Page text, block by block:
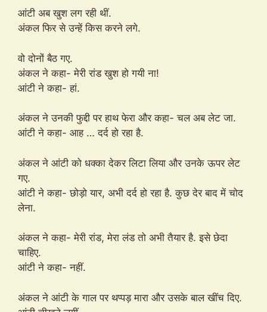
आंटी अब खुश लग रही थीं.
अंकल फिर से उन्हें किस करने लगे.
वो दोनों बैठ गए.
अंकल ने कहा- मेरी रांड खुश हो गयी ना!
आंटी ने कहा- हां.
अंकल ने उनकी फुद्दी पर हाथ फेरा और कहा- चल अब लेट जा.
आंटी ने कहा- आह … दर्द हो रहा है.
अंकल ने आंटी को धक्का देकर लिटा लिया और उनके ऊपर लेट
गए.
आंटी ने कहा- छोड़ो यार, अभी दर्द हो रहा है. कुछ देर बाद में चोद
लेना.
अंकल ने कहा- मेरी रांड, मेरा लंड तो अभी तैयार है. इसे छेदा
चाहिए.
आंटी ने कहा- नहीं.
अंकल ने आंटी के गाल पर थप्पड़ मारा और उसके बाल खींच दिए.